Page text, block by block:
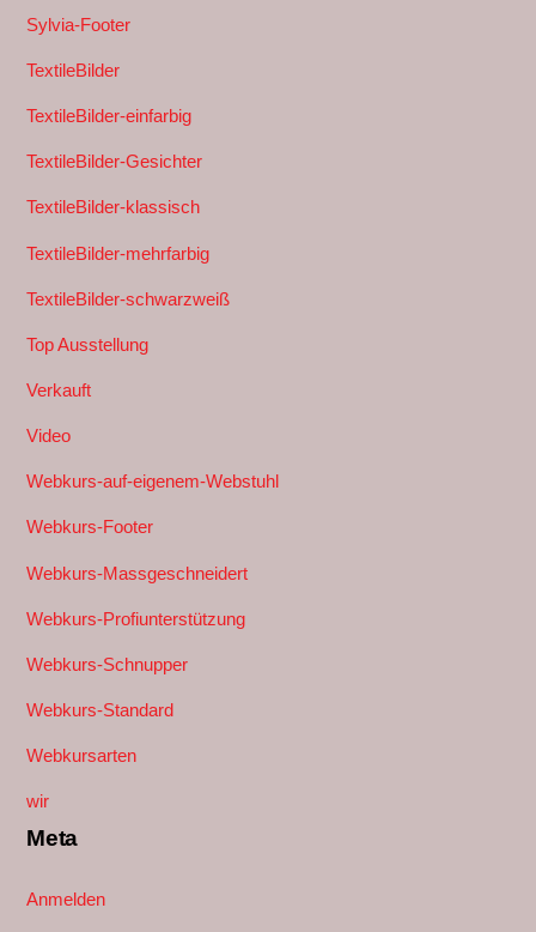
Sylvia-Footer
TextileBilder
TextileBilder-einfarbig
TextileBilder-Gesichter
TextileBilder-klassisch
TextileBilder-mehrfarbig
TextileBilder-schwarzweiß
Top Ausstellung
Verkauft
Video
Webkurs-auf-eigenem-Webstuhl
Webkurs-Footer
Webkurs-Massgeschneidert
Webkurs-Profiunterstützung
Webkurs-Schnupper
Webkurs-Standard
Webkursarten
wir
Meta
Anmelden